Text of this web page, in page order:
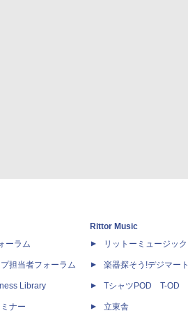
ーラム
担当者フォーラム
Library
ナー
Rittor Music
リットーミュージック
楽器探そう!デジマート
TシャツPOD T-OD
立東舎